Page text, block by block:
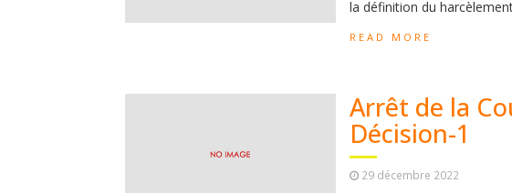
la définition du
READ MORE
Arrêt de la
Décision-1
29 décembre 2022